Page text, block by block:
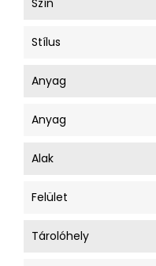
Szín
Stílus
Anyag
Anyag
Alak
Felület
Tárolóhely